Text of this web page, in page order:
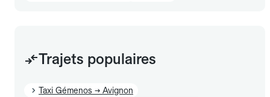
Trajets populaires
Taxi Gémenos → Avignon